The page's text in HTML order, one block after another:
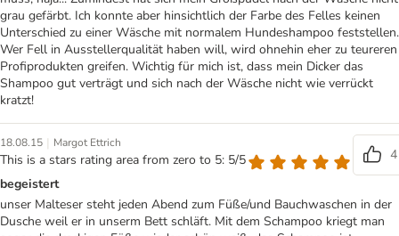
grau gefärbt. Ich konnte aber hinsichtlich der Farbe des Felles keinen
Unterschied zu einer Wäsche mit normalem Hundeshampoo feststellen.
Wer Fell in Ausstellerqualität haben will, wird ohnehin eher zu teureren
Profiprodukten greifen. Wichtig für mich ist, dass mein Dicker das
Shampoo gut verträgt und sich nach der Wäsche nicht wie verrückt
kratzt!
18.08.15 | Margot Ettrich
This is a stars rating area from zero to 5: 5/5
4
begeistert
unser Malteser steht jeden Abend zum Füße/und Bauchwaschen in der
Dusche weil er in unserm Bett schläft. Mit dem Schampoo kriegt man